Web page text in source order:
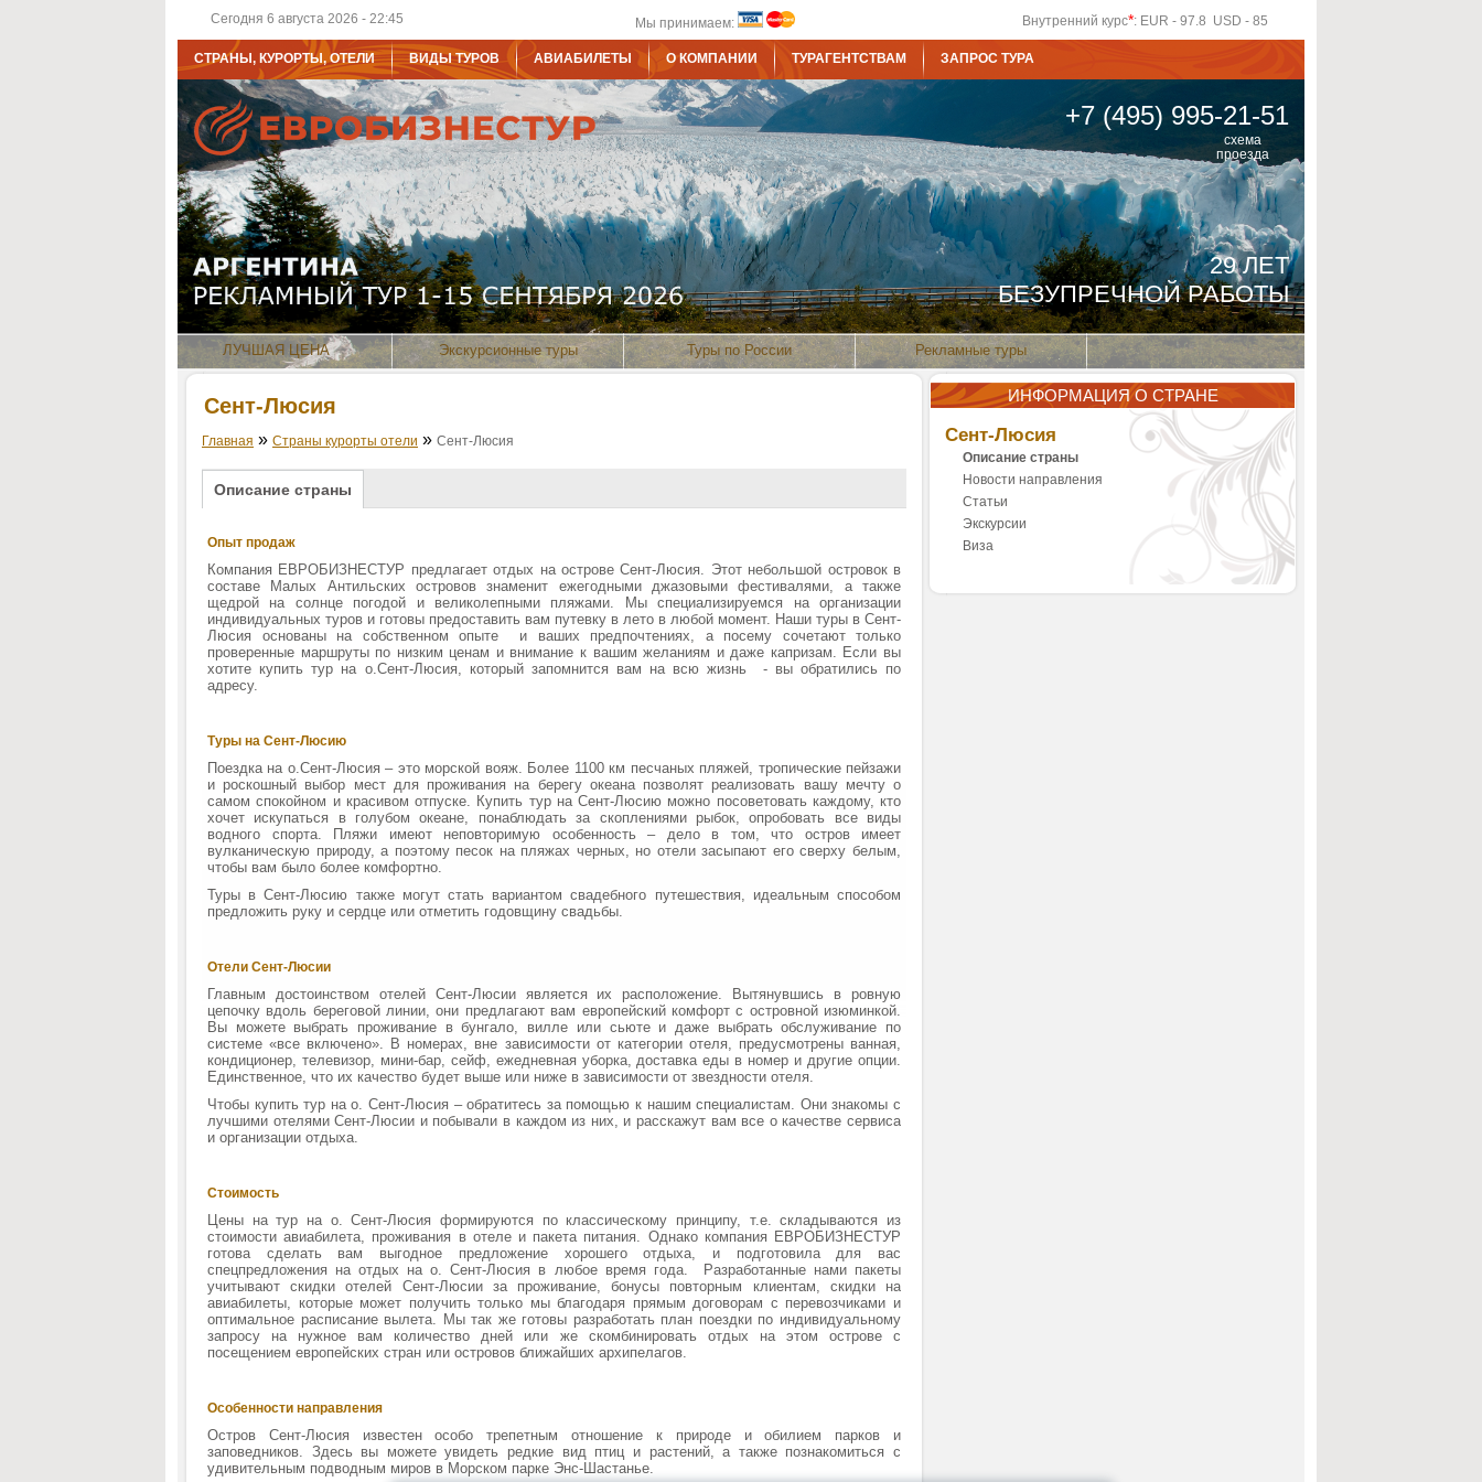
Сегодня 6 августа 2026 - 22:45 Мы принимаем: Внутренний курс*: EUR - 97.8 USD - 85
СТРАНЫ, КУРОРТЫ, ОТЕЛИ ВИДЫ ТУРОВ АВИАБИЛЕТЫ О КОМПАНИИ ТУРАГЕНТСТВАМ ЗАПРОС ТУРА
+7 (495) 995-21-51
схема
проезда
ЛУЧШАЯ ЦЕНА Экскурсионные туры Туры по России Рекламные туры
29 ЛЕТ
БЕЗУПРЕЧНОЙ РАБОТЫ
Сент-Люсия
Главная » Страны курорты отели » Сент-Люсия
Описание страны
Опыт продаж
Компания ЕВРОБИЗНЕСТУР предлагает отдых на острове Сент-Люсия. Этот небольшой островок в
составе Малых Антильских островов знаменит ежегодными джазовыми фестивалями, а также
щедрой на солнце погодой и великолепными пляжами. Мы специализируемся на организации
индивидуальных туров и готовы предоставить вам путевку в лето в любой момент. Наши туры в Сент-
Люсия основаны на собственном опыте и ваших предпочтениях, а посему сочетают только
проверенные маршруты по низким ценам и внимание к вашим желаниям и даже капризам. Если вы
хотите купить тур на о.Сент-Люсия, который запомнится вам на всю жизнь - вы обратились по
адресу.
Туры на Сент-Люсию
Поездка на о.Сент-Люсия – это морской вояж. Более 1100 км песчаных пляжей, тропические пейзажи
и роскошный выбор мест для проживания на берегу океана позволят реализовать вашу мечту о
самом спокойном и красивом отпуске. Купить тур на Сент-Люсию можно посоветовать каждому, кто
хочет искупаться в голубом океане, понаблюдать за скоплениями рыбок, опробовать все виды
водного спорта. Пляжи имеют неповторимую особенность – дело в том, что остров имеет
вулканическую природу, а поэтому песок на пляжах черных, но отели засыпают его сверху белым,
чтобы вам было более комфортно.
Туры в Сент-Люсию также могут стать вариантом свадебного путешествия, идеальным способом
предложить руку и сердце или отметить годовщину свадьбы.
Отели Сент-Люсии
Главным достоинством отелей Сент-Люсии является их расположение. Вытянувшись в ровную
цепочку вдоль береговой линии, они предлагают вам европейский комфорт с островной изюминкой.
Вы можете выбрать проживание в бунгало, вилле или сьюте и даже выбрать обслуживание по
системе «все включено». В номерах, вне зависимости от категории отеля, предусмотрены ванная,
кондиционер, телевизор, мини-бар, сейф, ежедневная уборка, доставка еды в номер и другие опции.
Единственное, что их качество будет выше или ниже в зависимости от звездности отеля.
Чтобы купить тур на о. Сент-Люсия – обратитесь за помощью к нашим специалистам. Они знакомы с
лучшими отелями Сент-Люсии и побывали в каждом из них, и расскажут вам все о качестве сервиса
и организации отдыха.
Стоимость
Цены на тур на о. Сент-Люсия формируются по классическому принципу, т.е. складываются из
стоимости авиабилета, проживания в отеле и пакета питания. Однако компания ЕВРОБИЗНЕСТУР
готова сделать вам выгодное предложение хорошего отдыха, и подготовила для вас
спецпредложения на отдых на о. Сент-Люсия в любое время года. Разработанные нами пакеты
учитывают скидки отелей Сент-Люсии за проживание, бонусы повторным клиентам, скидки на
авиабилеты, которые может получить только мы благодаря прямым договорам с перевозчиками и
оптимальное расписание вылета. Мы так же готовы разработать план поездки по индивидуальному
запросу на нужное вам количество дней или же скомбинировать отдых на этом острове с
посещением европейских стран или островов ближайших архипелагов.
Особенности направления
Остров Сент-Люсия известен особо трепетным отношение к природе и обилием парков и
заповедников. Здесь вы можете увидеть редкие вид птиц и растений, а также познакомиться с
удивительным подводным миров в Морском парке Энс-Шастанье.
ИНФОРМАЦИЯ О СТРАНЕ
Сент-Люсия
Описание страны
Новости направления
Статьи
Экскурсии
Виза